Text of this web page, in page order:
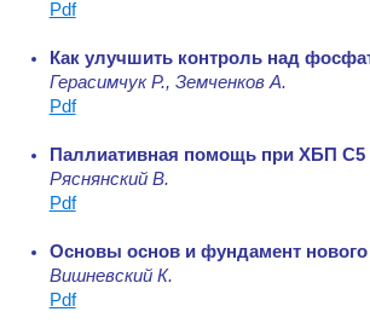
Pdf
Как улучшить контроль над
Герасимчук Р., Земченков А.
Pdf
Паллиативная помощь при ХБП С5
Ряснянский В.
Pdf
Основы основ и фундамент
Вишневский К.
Pdf